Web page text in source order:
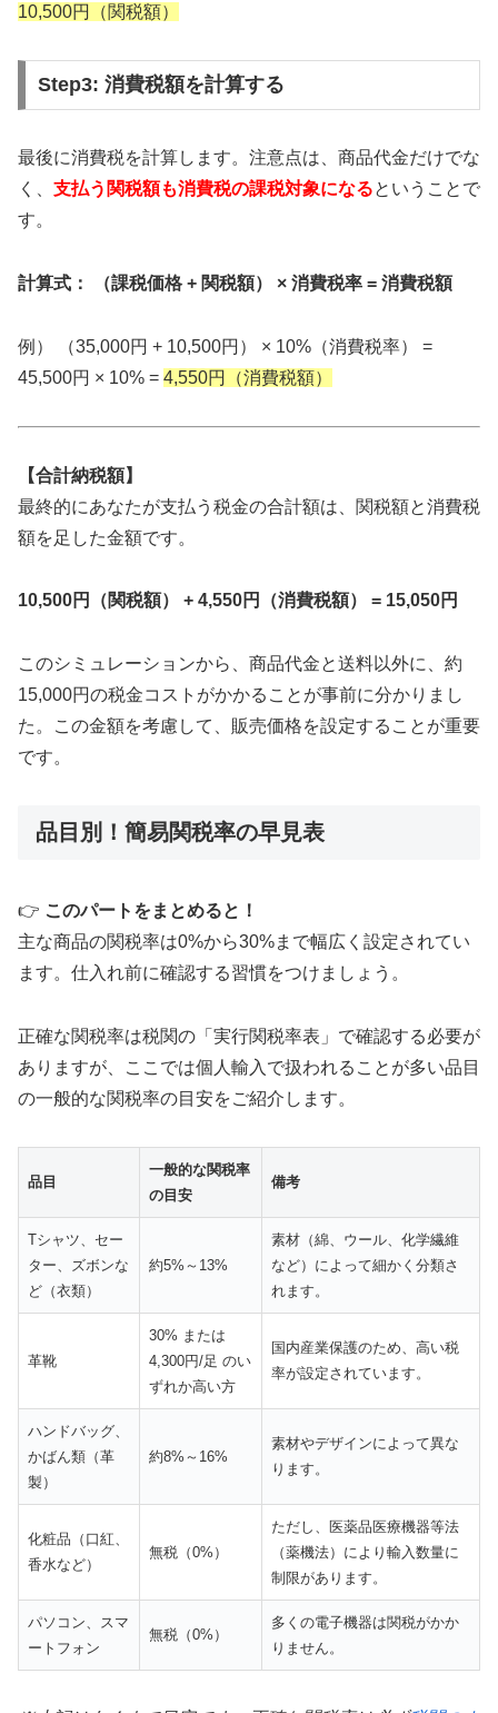
10,500円（関税額）
Step3: 消費税額を計算する
最後に消費税を計算します。注意点は、商品代金だけでな
く、 支払う関税額も消費税の課税対象になるということで
す。
計算式： （課税価格 + 関税額） × 消費税率 = 消費税額
例） （35,000円 + 10,500円） × 10%（消費税率） =
45,500円 × 10% = 4,550円（消費税額）
【合計納税額】
最終的にあなたが支払う税金の合計額は、関税額と消費税
額を足した金額です。
10,500円（関税額） + 4,550円（消費税額） = 15,050円
このシミュレーションから、商品代金と送料以外に、約
15,000円の税金コストがかかることが事前に分かりまし
た。この金額を考慮して、販売価格を設定することが重要
です。
品目別！簡易関税率の早見表
👉 このパートをまとめると！
主な商品の関税率は0%から30%まで幅広く設定されてい
ます。仕入れ前に確認する習慣をつけましょう。
正確な関税率は税関の「実行関税率表」で確認する必要が
ありますが、ここでは個人輸入で扱われることが多い品目
の一般的な関税率の目安をご紹介します。
品目
一般的な関税率
の目安
備考
Tシャツ、セー
ター、ズボンな
ど（衣類）
約5%～13%
素材（綿、ウール、化学繊維
など）によって細かく分類さ
れます。
革靴
30% または
4,300円/足 のい
ずれか高い方
国内産業保護のため、高い税
率が設定されています。
ハンドバッグ、
かばん類（革
製）
約8%～16%
素材やデザインによって異な
ります。
化粧品（口紅、
香水など）
無税（0%）
ただし、医薬品医療機器等法
（薬機法）により輸入数量に
制限があります。
パソコン、スマ
ートフォン
無税（0%）
多くの電子機器は関税がかか
りません。